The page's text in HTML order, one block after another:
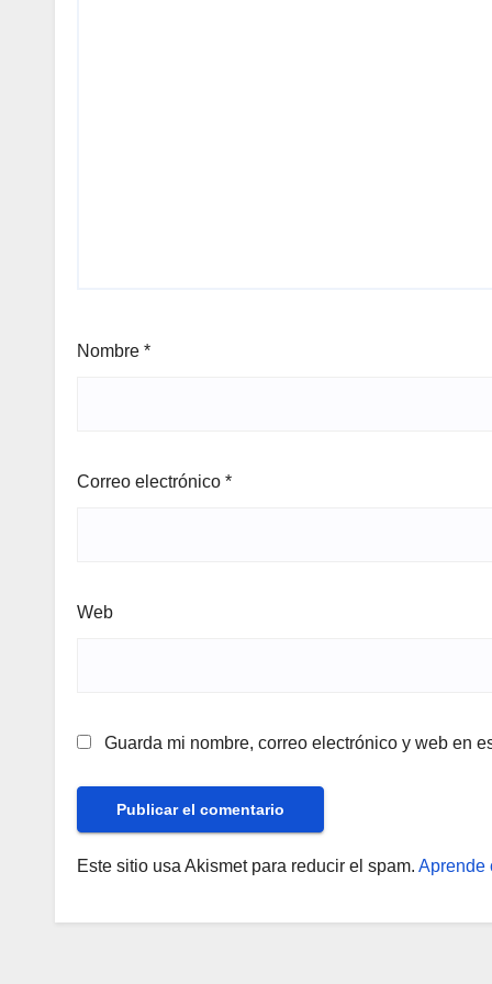
Nombre *
Correo electrónico *
Web
Guarda mi nombre, correo electrónico y web en
Este sitio usa Akismet para reducir el spam. Aprende